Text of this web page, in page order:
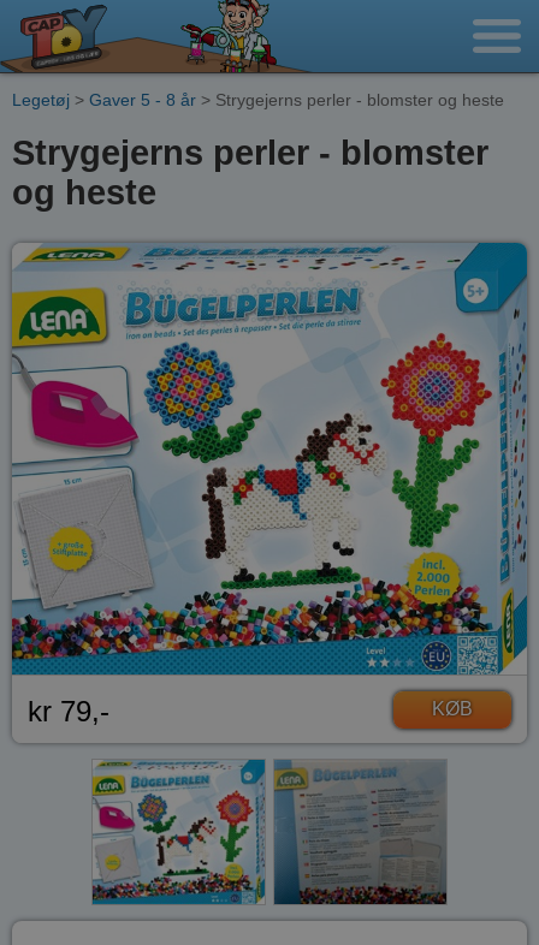
Legetøj > Gaver 5 - 8 år > Strygejerns perler - blomster og heste
Strygejerns perler - blomster
og heste
kr 79,- KØB